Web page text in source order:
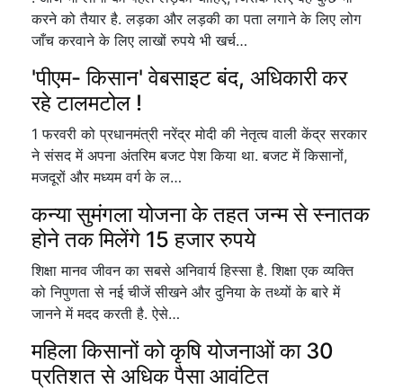
करने को तैयार है. लड़का और लड़की का पता लगाने के लिए लोग
जाँच करवाने के लिए लाखों रुपये भी खर्च…
'पीएम- किसान' वेबसाइट बंद, अधिकारी कर
रहे टालमटोल !
1 फरवरी को प्रधानमंत्री नरेंद्र मोदी की नेतृत्व वाली केंद्र सरकार
ने संसद में अपना अंतरिम बजट पेश किया था. बजट में किसानों,
मजदूरों और मध्यम वर्ग के ल…
कन्या सुमंगला योजना के तहत जन्म से स्नातक
होने तक मिलेंगे 15 हजार रुपये
शिक्षा मानव जीवन का सबसे अनिवार्य हिस्सा है. शिक्षा एक व्यक्ति
को निपुणता से नई चीजें सीखने और दुनिया के तथ्यों के बारे में
जानने में मदद करती है. ऐसे…
महिला किसानों को कृषि योजनाओं का 30
प्रतिशत से अधिक पैसा आवंटित